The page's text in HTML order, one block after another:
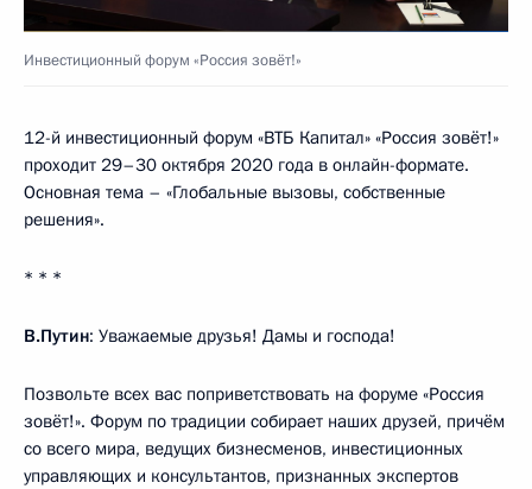
Инвестиционный форум «Россия зовёт!»
12-й инвестиционный форум «ВТБ Капитал» «Россия зовёт!»
проходит 29–30 октября 2020 года в онлайн-формате.
Основная тема – «Глобальные вызовы, собственные
решения».
* * *
В.Путин: Уважаемые друзья! Дамы и господа!
Позвольте всех вас поприветствовать на форуме «Россия
зовёт!». Форум по традиции собирает наших друзей, причём
со всего мира, ведущих бизнесменов, инвестиционных
управляющих и консультантов, признанных экспертов